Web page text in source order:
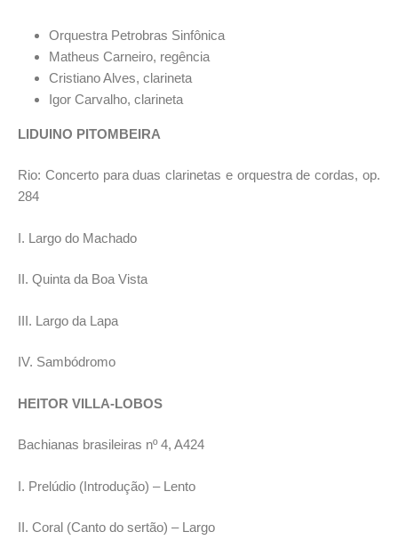
Orquestra Petrobras Sinfônica
Matheus Carneiro, regência
Cristiano Alves, clarineta
Igor Carvalho, clarineta
LIDUINO PITOMBEIRA
Rio: Concerto para duas clarinetas e orquestra de cordas, op.
284
I. Largo do Machado
II. Quinta da Boa Vista
III. Largo da Lapa
IV. Sambódromo
HEITOR VILLA-LOBOS
Bachianas brasileiras nº 4, A424
I. Prelúdio (Introdução) – Lento
II. Coral (Canto do sertão) – Largo